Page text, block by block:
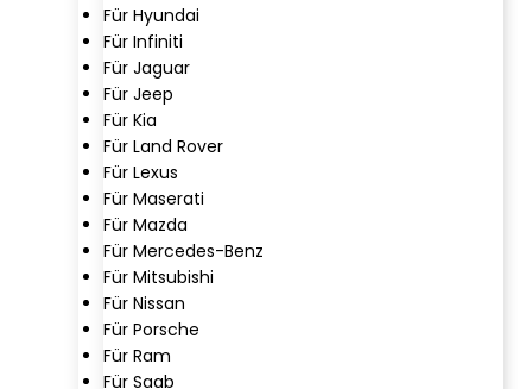
Für Hyundai
Für Infiniti
Für Jaguar
Für Jeep
Für Kia
Für Land Rover
Für Lexus
Für Maserati
Für Mazda
Für Mercedes-Benz
Für Mitsubishi
Für Nissan
Für Porsche
Für Ram
Für Saab